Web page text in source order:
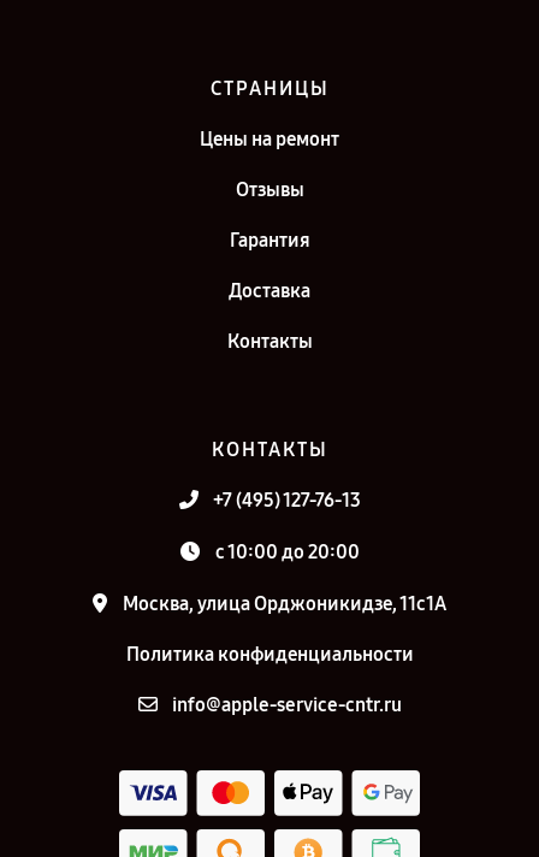
СТРАНИЦЫ
Цены на ремонт
Отзывы
Гарантия
Доставка
Контакты
КОНТАКТЫ
+7 (495) 127-76-13
с 10:00 до 20:00
Москва, улица Орджоникидзе, 11с1А
Политика конфиденциальности
info@apple-service-cntr.ru